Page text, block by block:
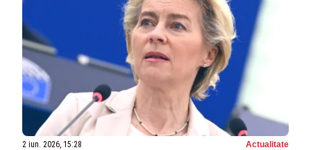
2 iun. 2026, 15:28 Actualitate